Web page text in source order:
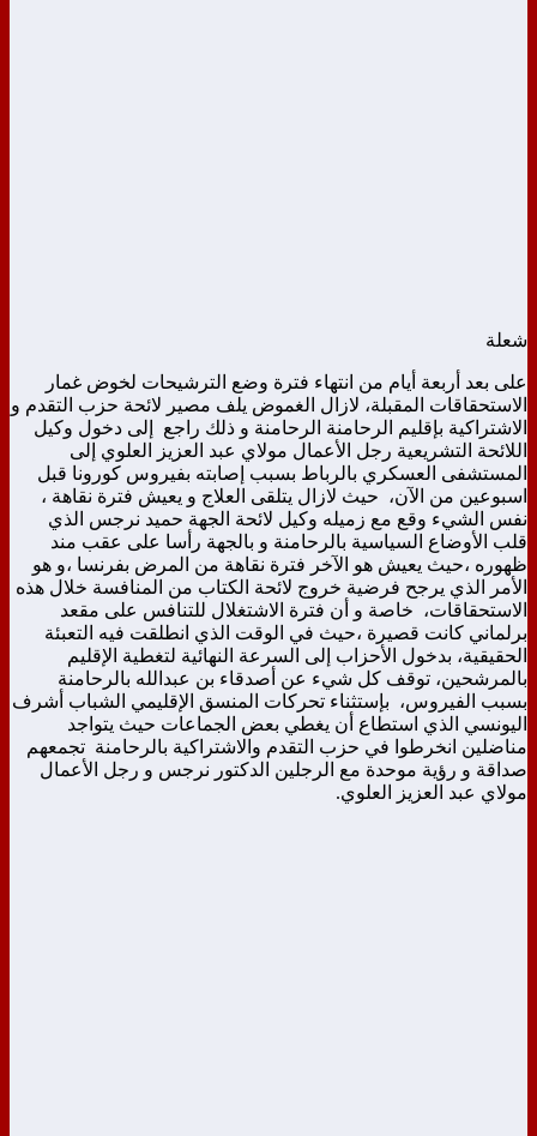
شعلة
على بعد أربعة أيام من انتهاء فترة وضع الترشيحات لخوض غمار
الاستحقاقات المقبلة، لازال الغموض يلف مصير لائحة حزب التقدم و
الاشتراكية بإقليم الرحامنة الرحامنة و ذلك راجع إلى دخول وكيل
اللائحة التشريعية رجل الأعمال مولاي عبد العزيز العلوي إلى
المستشفى العسكري بالرباط بسبب إصابته بفيروس كورونا قبل
اسبوعين من الآن، حيث لازال يتلقى العلاج و يعيش فترة نقاهة ،
نفس الشيء وقع مع زميله وكيل لائحة الجهة حميد نرجس الذي
قلب الأوضاع السياسية بالرحامنة و بالجهة رأسا على عقب مند
ظهوره ،حيث يعيش هو الآخر فترة نقاهة من المرض بفرنسا ،و هو
الأمر الذي يرجح فرضية خروج لائحة الكتاب من المنافسة خلال هذه
الاستحقاقات، خاصة و أن فترة الاشتغلال للتنافس على مقعد
برلماني كانت قصيرة ،حيث في الوقت الذي انطلقت فيه التعبئة
الحقيقية، بدخول الأحزاب إلى السرعة النهائية لتغطية الإقليم
بالمرشحين، توقف كل شيء عن أصدقاء بن عبدالله بالرحامنة
بسبب الفيروس، بإستثناء تحركات المنسق الإقليمي الشباب أشرف
اليونسي الذي استطاع أن يغطي بعض الجماعات حيث يتواجد
مناضلين انخرطوا في حزب التقدم والاشتراكية بالرحامنة تجمعهم
صداقة و رؤية موحدة مع الرجلين الدكتور نرجس و رجل الأعمال
مولاي عبد العزيز العلوي.